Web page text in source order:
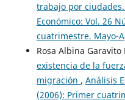
trabajo por
Económico: Vol. 26
cuatrimestre. Mayo-
Rosa Albina Garavito
existencia de la
migración , Análisis
(2006): Primer